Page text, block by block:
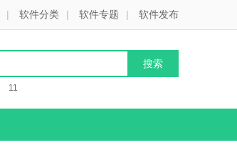
| 软件分类 | 软件专题 | 软件发布
11